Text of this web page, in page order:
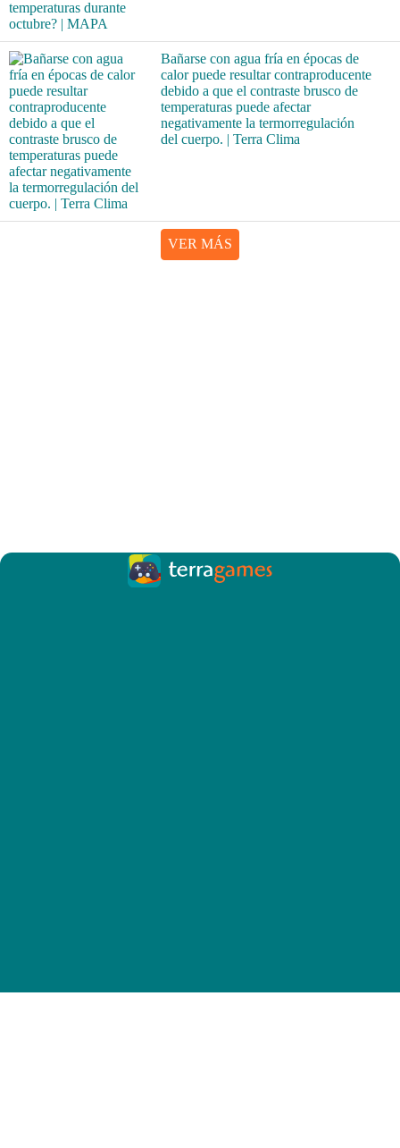
Bañarse con agua fría en épocas de
calor puede resultar contraproducente
debido a que el contraste brusco de
temperaturas puede afectar
negativamente la termorregulación
del cuerpo. | Terra Clima
VER MÁS